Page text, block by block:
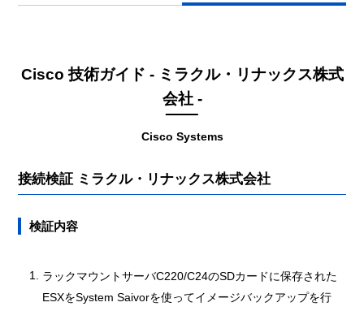
Cisco Systems
Cisco 技術ガイド - ミラクル・リナックス株式
会社 -
接続検証 ミラクル・リナックス株式会社
検証内容
ラックマウントサーバC220/C24のSDカードに保存された
ESXをSystem Saivorを使ってイメージバックアップを行